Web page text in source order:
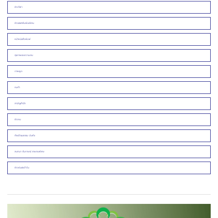
ข่าวกีฬา
ข่าวประชาสัมพันธ์/งาน
หน้าหนังสือพิมพ์
สุขภาพและความงาม
ภาพพูด
คมคำ
สามัญสำนึก
ข่าวคน
ศิลปวัฒนธรรม บันเทิง
สนทนา สัมภาษณ์ รายงานพิเศษ
ข่าวเด่นประจำวัน